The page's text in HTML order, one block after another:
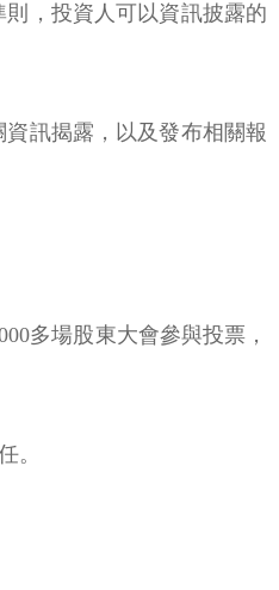
，投資人可以資訊披露的
訊揭露，以及發布相關報
多場股東大會參與投票，
。